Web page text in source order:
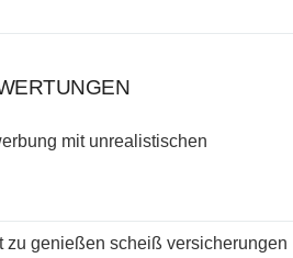
zu genießen scheiß versicherungen